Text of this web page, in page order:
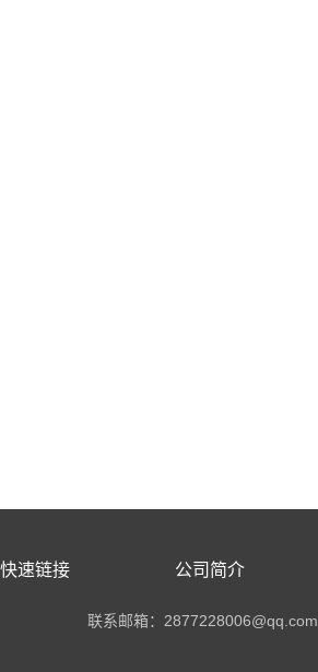
快速链接 公司简介
联系邮箱：2877228006@qq.com